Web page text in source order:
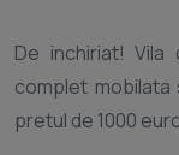
De inchiriat!
complet mobilata